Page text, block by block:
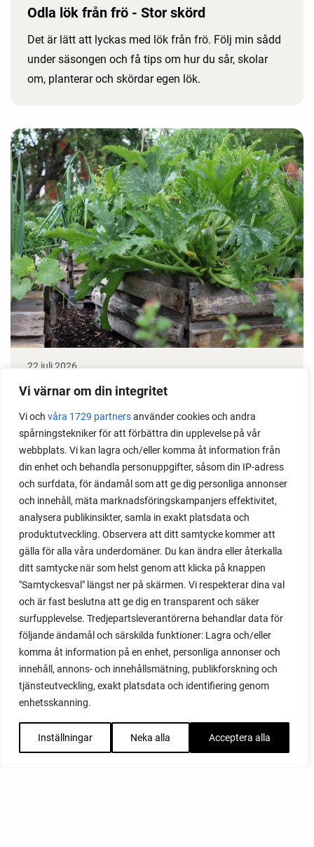
Vi värnar om din integritet
Vi och våra 1729 partnersanvänder cookies och andra
spårningstekniker för att förbättra din upplevelse på vår
webbplats. Vi kan lagra och/eller komma åt information från
din enhet och behandla personuppgifter, såsom din IP-adress
och surfdata, för ändamål som att ge dig personliga annonser
och innehåll, mäta marknadsföringskampanjers effektivitet,
analysera publikinsikter, samla in exakt platsdata och
produktutveckling. Observera att ditt samtycke kommer att
gälla för alla våra underdomäner. Du kan ändra eller återkalla
ditt samtycke när som helst genom att klicka på knappen
"Samtyckesval" längst ner på skärmen. Vi respekterar dina val
och är fast beslutna att ge dig en transparent och säker
surfupplevelse. Tredjepartsleverantörerna behandlar data för
följande ändamål och särskilda funktioner: Lagra och/eller
komma åt information på en enhet, personliga annonser och
innehåll, annons- och innehållsmätning, publikforskning och
tjänsteutveckling, exakt platsdata och identifiering genom
enhetsskanning.
Inställningar Neka alla Acceptera alla
Odla lök från frö - Stor skörd
Det är lätt att lyckas med lök från frö. Följ min sådd
under säsongen och få tips om hur du sår, skolar
om, planterar och skördar egen lök.
22 juli 2026
Odla stora växter på liten plats
Med det här smarta knepet kan du odla också stora
växter i en pallkrage tillsammans med andra växter.
Perfekt om du vill odla mycket i på liten yta.